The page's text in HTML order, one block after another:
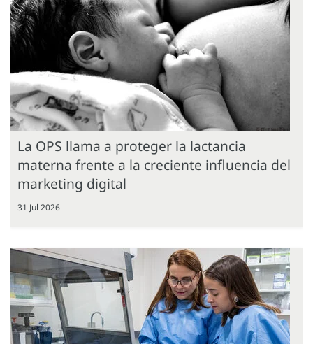
La OPS llama a proteger la lactancia
materna frente a la creciente influencia del
marketing digital
31 Jul 2026